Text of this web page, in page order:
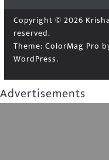
Copyright © 2026
reserved.
Theme: ColorMag Pro
WordPress.
Advertisements